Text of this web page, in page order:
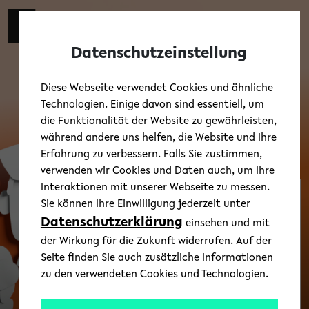
Skip to main content
Gender in Literatur
und Sprache
Datenschutzeinstellung
Diese Webseite verwendet Cookies und ähnliche
Technologien. Einige davon sind essentiell, um
die Funktionalität der Website zu gewährleisten,
während andere uns helfen, die Website und Ihre
Erfahrung zu verbessern. Falls Sie zustimmen,
verwenden wir Cookies und Daten auch, um Ihre
Interaktionen mit unserer Webseite zu messen.
Sie können Ihre Einwilligung jederzeit unter
Datenschutzerklärung einsehen und mit
der Wirkung für die Zukunft widerrufen. Auf der
Seite finden Sie auch zusätzliche Informationen
zu den verwendeten Cookies und Technologien.